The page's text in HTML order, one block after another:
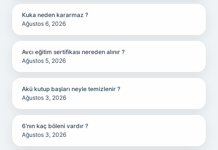
Kuka neden kararmaz ?
Ağustos 6, 2026
Avcı eğitim sertifikası nereden alınır ?
Ağustos 5, 2026
Akü kutup başları neyle temizlenir ?
Ağustos 3, 2026
6’nın kaç böleni vardır ?
Ağustos 3, 2026